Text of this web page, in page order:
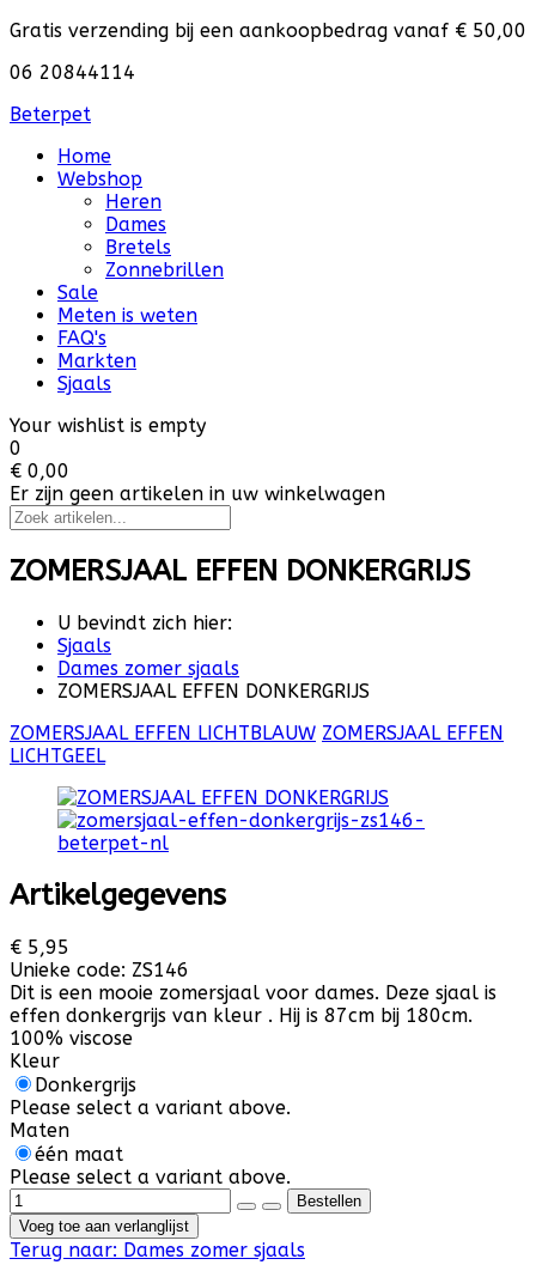
Gratis verzending bij een aankoopbedrag vanaf € 50,00
06 20844114
Beterpet
Home
Webshop
Heren
Dames
Bretels
Zonnebrillen
Sale
Meten is weten
FAQ's
Markten
Sjaals
Your wishlist is empty
0
€ 0,00
Er zijn geen artikelen in uw winkelwagen
ZOMERSJAAL EFFEN DONKERGRIJS
U bevindt zich hier:
Sjaals
Dames zomer sjaals
ZOMERSJAAL EFFEN DONKERGRIJS
ZOMERSJAAL EFFEN LICHTBLAUW ZOMERSJAAL EFFEN
LICHTGEEL
Artikelgegevens
€ 5,95
Unieke code: ZS146
Dit is een mooie zomersjaal voor dames. Deze sjaal is
effen donkergrijs van kleur . Hij is 87cm bij 180cm.
100% viscose
Kleur
Donkergrijs
Please select a variant above.
Maten
één maat
Please select a variant above.
Voeg toe aan verlanglijst
Terug naar: Dames zomer sjaals